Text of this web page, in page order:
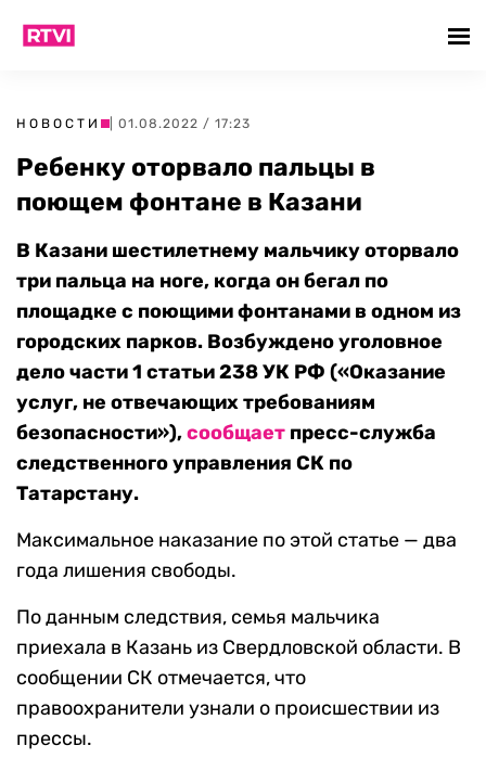
НОВОСТИ | 01.08.2022 / 17:23
Ребенку оторвало пальцы в
поющем фонтане в Казани
В Казани шестилетнему мальчику оторвало
три пальца на ноге, когда он бегал по
площадке с поющими фонтанами в одном из
городских парков. Возбуждено уголовное
дело части 1 статьи 238 УК РФ («Оказание
услуг, не отвечающих требованиям
безопасности»),сообщает пресс-служба
следственного управления СК по
Татарстану.
Максимальное наказание по этой статье — два
года лишения свободы.
По данным следствия, семья мальчика
приехала в Казань из Свердловской области. В
сообщении СК отмечается, что
правоохранители узнали о происшествии из
прессы.